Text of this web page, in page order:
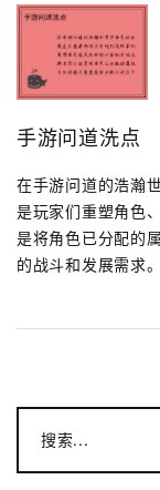
手游问道洗点
在手游问道的浩瀚
是玩家们重塑角色
是将角色已分配的
的战斗和发展需求
搜索...